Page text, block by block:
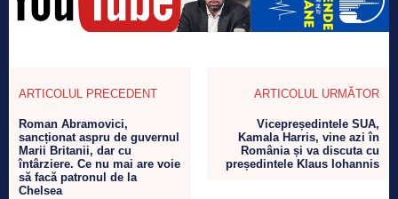
ARTICOLUL PRECEDENT
Roman Abramovici,
sancționat aspru de guvernul
Marii Britanii, dar cu
întârziere. Ce nu mai are voie
să facă patronul de la
Chelsea
ARTICOLUL URMĂTOR
Vicepreședintele SUA,
Kamala Harris, vine azi în
România și va discuta cu
președintele Klaus Iohannis